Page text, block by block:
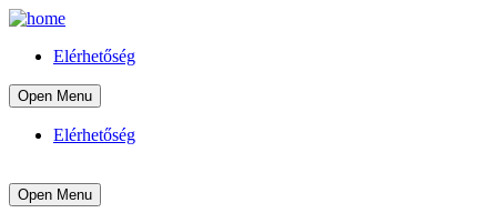
Elérhetőség
Open Menu
Elérhetőség
Open Menu